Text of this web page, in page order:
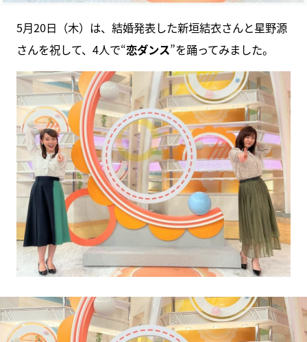
5月20日（木）は、結婚発表した新垣結衣さんと星野源
さんを祝して、4人で“恋ダンス”を踊ってみました。